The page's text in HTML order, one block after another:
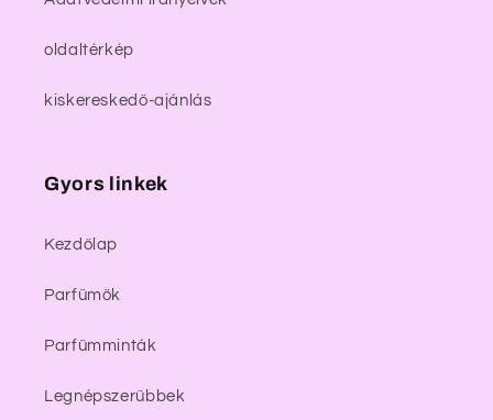
oldaltérkép
kiskereskedő-ajánlás
Gyors linkek
Kezdőlap
Parfümök
Parfümminták
Legnépszerűbbek